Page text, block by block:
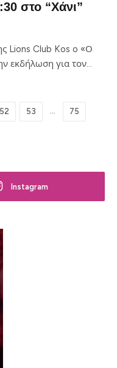
στο “Χάνι”
Lions Club Kos o «Ο
εκδήλωση για τον…
52 53 … 75
Instagram